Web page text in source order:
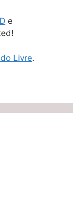
e
Livre.